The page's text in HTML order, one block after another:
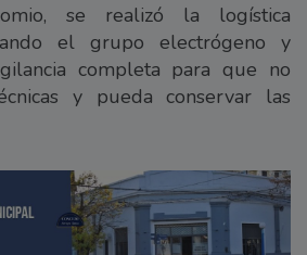
se realizó la logística
el grupo electrógeno y
completa para que no
y pueda conservar las